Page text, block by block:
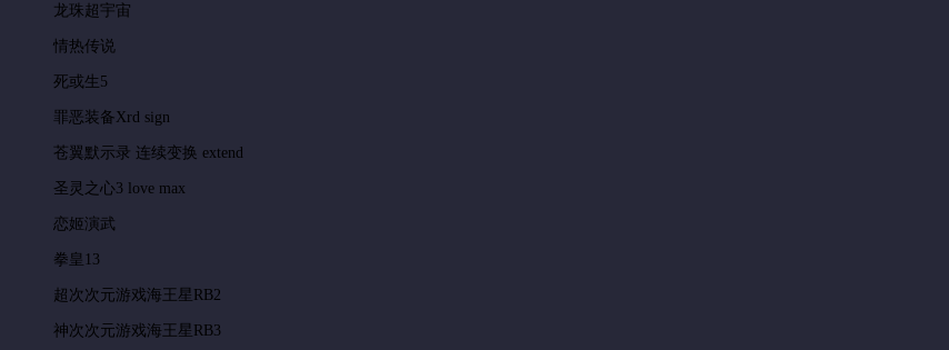
龙珠超宇宙
情热传说
死或生5
罪恶装备Xrd sign
苍翼默示录 连续变换 extend
圣灵之心3 love max
恋姬演武
拳皇13
超次次元游戏海王星RB2
神次次元游戏海王星RB3